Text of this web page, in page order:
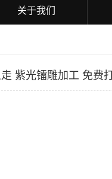
关于我们
紫光镭雕加工 免费